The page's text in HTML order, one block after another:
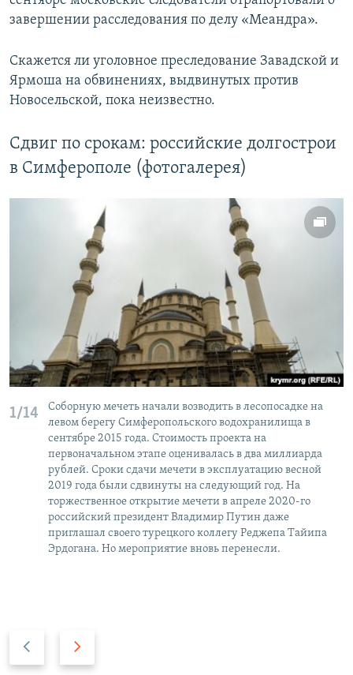
завершении расследования по делу «Меандра».
Скажется ли уголовное преследование Завадской и
Ярмоша на обвинениях, выдвинутых против
Новосельской, пока неизвестно.
Сдвиг по срокам: российские долгострои
в Симферополе (фотогалерея)
1/14
Соборную мечеть начали возводить в лесопосадке на
левом берегу Симферопольского водохранилища в
сентябре 2015 года. Стоимость проекта на
первоначальном этапе оценивалась в два миллиарда
рублей. Сроки сдачи мечети в эксплуатацию весной
2019 года были сдвинуты на следующий год. На
торжественное открытие мечети в апреле 2020-го
российский президент Владимир Путин даже
приглашал своего турецкого коллегу Реджепа Тайипа
Эрдогана. Но мероприятие вновь перенесли.